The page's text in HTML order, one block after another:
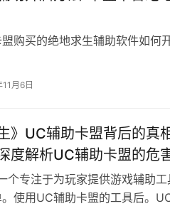
购买的绝地求生辅助软件如何
月6日
》UC辅助卡盟背后的真
度解析UC辅助卡盟的危
个专注于为玩家提供游戏辅助
使用UC辅助卡盟的工具后。